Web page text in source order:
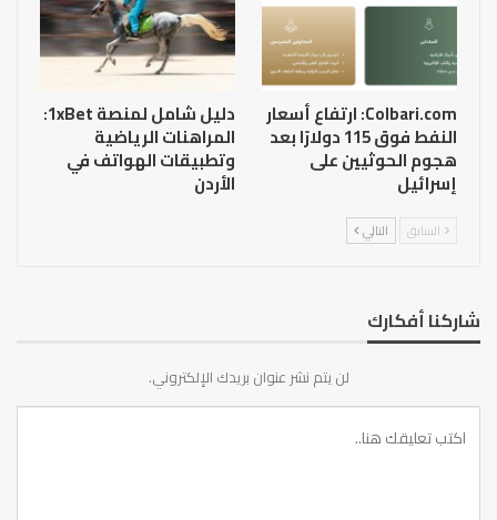
Colbari.com: ارتفاع أسعار
النفط فوق 115 دولارًا بعد
هجوم الحوثيين على
إسرائيل
دليل شامل لمنصة 1xBet:
المراهنات الرياضية
وتطبيقات الهواتف في
الأردن
السابق التالي
شاركنا أفكارك
لن يتم نشر عنوان بريدك الإلكتروني.